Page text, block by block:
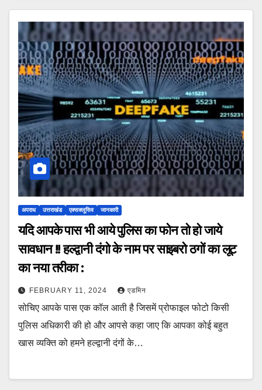
अपराध उत्तराखंड एक्सक्लूसिव जानकारी
यदि आपके पास भी आये पुलिस का फोन तो हो जाये
सावधान !! हल्द्वानी दंगो के नाम पर साइबरो ठगों का लूट
का नया तरीका :
FEBRUARY 11, 2024 एडमिन
सोचिए आपके पास एक कॉल आती है जिसमें प्रोफाइल फोटो किसी
पुलिस अधिकारी की हो और आपसे कहा जाए कि आपका कोई बहुत
खास व्यक्ति को हमने हल्द्वानी दंगों के…